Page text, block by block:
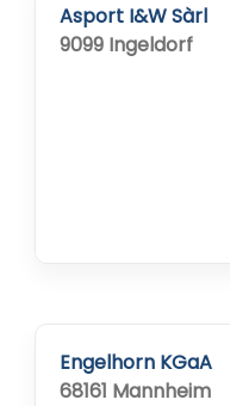
Asport I&W Sàrl
9099 Ingeldorf
Engelhorn KGaA
68161 Mannheim